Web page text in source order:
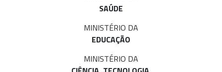
SAÚDE
MINISTÉRIO DA
EDUCAÇÃO
MINISTÉRIO DA